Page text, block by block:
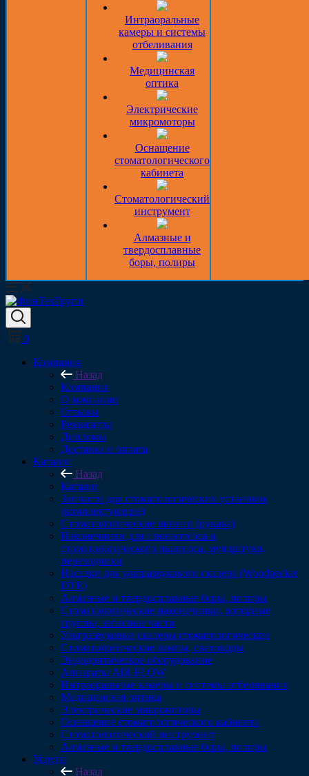
Интраоральные
камеры и системы
отбеливания
Медицинская
оптика
Электрические
микромоторы
Оснащение
стоматологического
кабинета
Стоматологический
инструмент
Алмазные и
твердосплавные
боры, полиры
0
Компания
Назад
Компания
О компании
Отзывы
Реквизиты
Дипломы
Доставка и оплата
Каталог
Назад
Каталог
Запчасти для стоматологических установок
(комплектующие)
Стоматологические шланги (рукава)
Наконечники для слюноотсоса и
стоматологического пылесоса, мундштуки,
переходники
Насадки для ультразвукового скалера (Woodpecker
DTE)
Алмазные и твердосплавные боры, полиры
Стоматологические наконечники, роторные
группы, запасные части
Ультразвуковые скалеры стоматологические
Стоматологические лампы, световоды
Эндодонтическое оборудование
Аппараты AIR FLOW
Интраоральные камеры и системы отбеливания
Медицинская оптика
Электрические микромоторы
Оснащение стоматологического кабинета
Стоматологический инструмент
Алмазные и твердосплавные боры, полиры
Услуги
Назад